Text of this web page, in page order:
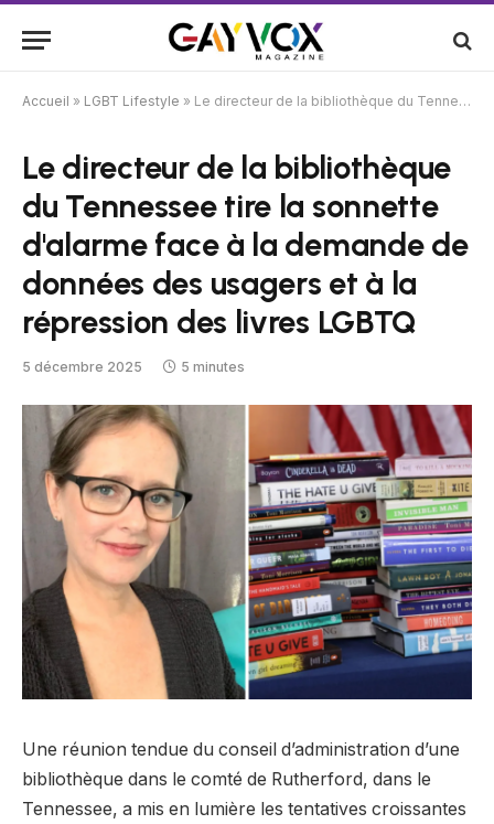
Accueil » LGBT Lifestyle » Le directeur de la bibliothèque du Tennessee tire la sonnette d'alarme face à la demande de données des usagers et à la répression des livres LGBTQ
Le directeur de la bibliothèque
du Tennessee tire la sonnette
d'alarme face à la demande de
données des usagers et à la
répression des livres LGBTQ
5 décembre 2025 5 minutes
Une réunion tendue du conseil d’administration d’une
bibliothèque dans le comté de Rutherford, dans le
Tennessee, a mis en lumière les tentatives croissantes